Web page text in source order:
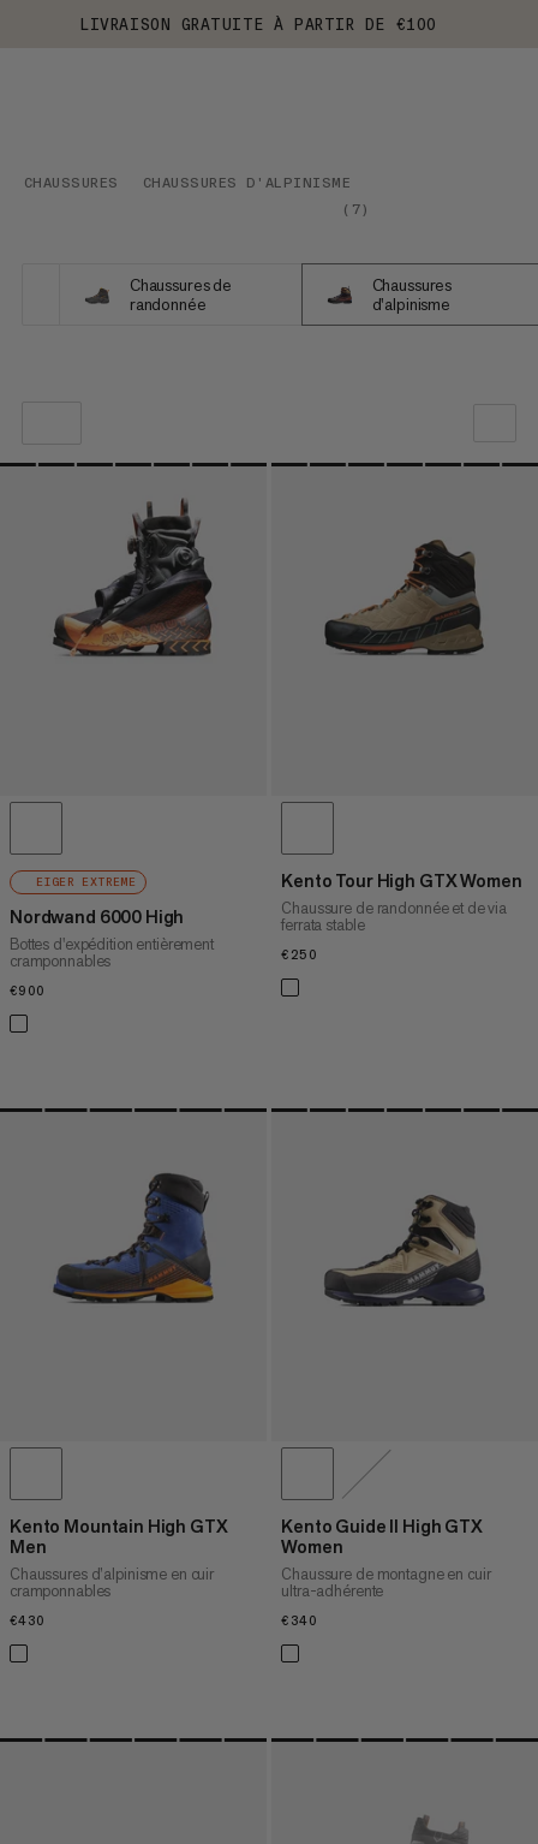
LIVRAISON GRATUITE À PARTIR DE €100
CHAUSSURES
CHAUSSURES D'ALPINISME
( 7)
Chaussures de
randonnée
Chaussures
d'alpinisme
NOTRE SELECTION
PRIX DÉCROISSANT
NOUVEAUTÉS
EIGER EXTREME
Nordwand 6000 High
Bottes d'expédition entièrement
cramponnables
€900
Kento Tour High GTX Women
Chaussure de randonnée et de via
ferrata stable
€250
Kento Mountain High GTX
Men
Chaussures d’alpinisme en cuir
cramponnables
€430
Kento Guide II High GTX
Women
Chaussure de montagne en cuir
ultra-adhérente
€340